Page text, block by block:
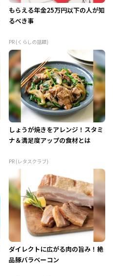
もらえる年金25万円以下の人が知
るべき事
PR (くらしの話題)
しょうが焼きをアレンジ！スタミ
ナ＆満足度アップの食材とは
PR (レタスクラブ)
ダイレクトに広がる肉の旨み！絶
品豚バラベーコン